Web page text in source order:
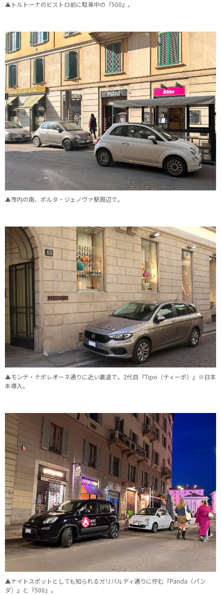
▲トルトーナのビストロ前に駐車中の『500』。
▲市内の南、ポルタ・ジェノヴァ駅周辺で。
▲モンテ・ナポレオーネ通りに近い裏道で。2代目『Tipo（ティーポ）』※日本
未導入。
▲ナイトスポットとしても知られるガリバルディ通りに佇む『Panda（パン
ダ）』と『500』。